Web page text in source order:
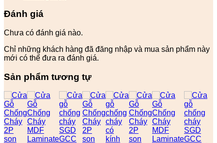
Đánh giá
Chưa có đánh giá nào.
Chỉ những khách hàng đã đăng nhập và mua sản phẩm này
mới có thể đưa ra đánh giá.
Sản phẩm tương tự